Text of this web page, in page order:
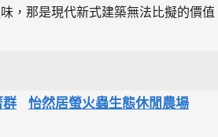
，那是現代新式建築無法比擬的價值
群
怡然居螢火蟲生態休閒農場